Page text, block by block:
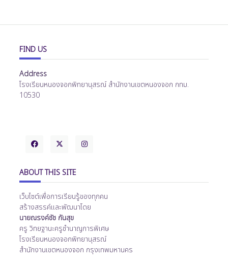
FIND US
Address
โรงเรียนหนองจอกพิทยานุสรณ์ สำนักงานเขตหนองจอก กทม.
10530
ABOUT THIS SITE
เว็บไซต์เพื่อการเรียนรู้ของทุกคน
สร้างสรรค์และพัฒนาโดย
นายณรงค์ชัช กันสุข
ครู วิทยฐานะครูชำนาญการพิเศษ
โรงเรียนหนองจอกพิทยานุสรณ์
สำนักงานเขตหนองจอก กรุงเทพมหานคร